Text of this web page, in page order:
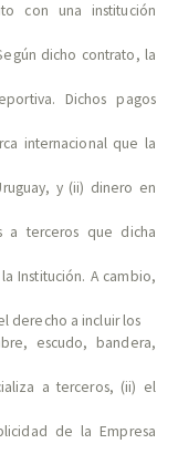
con una institución
dicho contrato, la
Dichos pagos
internacional que la
y (ii) dinero en
a terceros que dicha
Institución. A cambio,
derecho a incluir los
escudo, bandera,
a terceros, (ii) el
de la Empresa